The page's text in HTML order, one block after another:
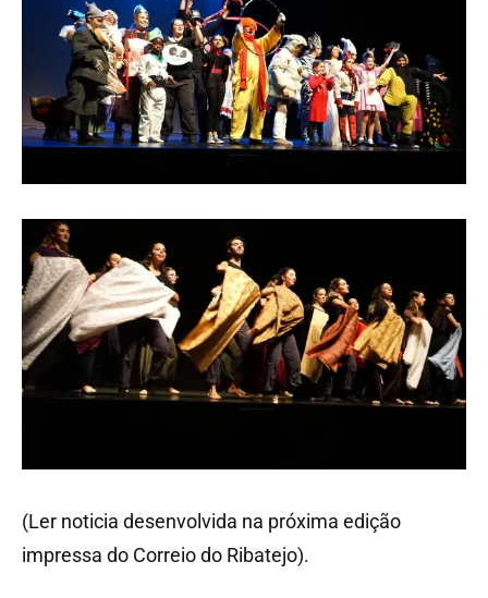
(Ler noticia desenvolvida na próxima edição
impressa do Correio do Ribatejo).